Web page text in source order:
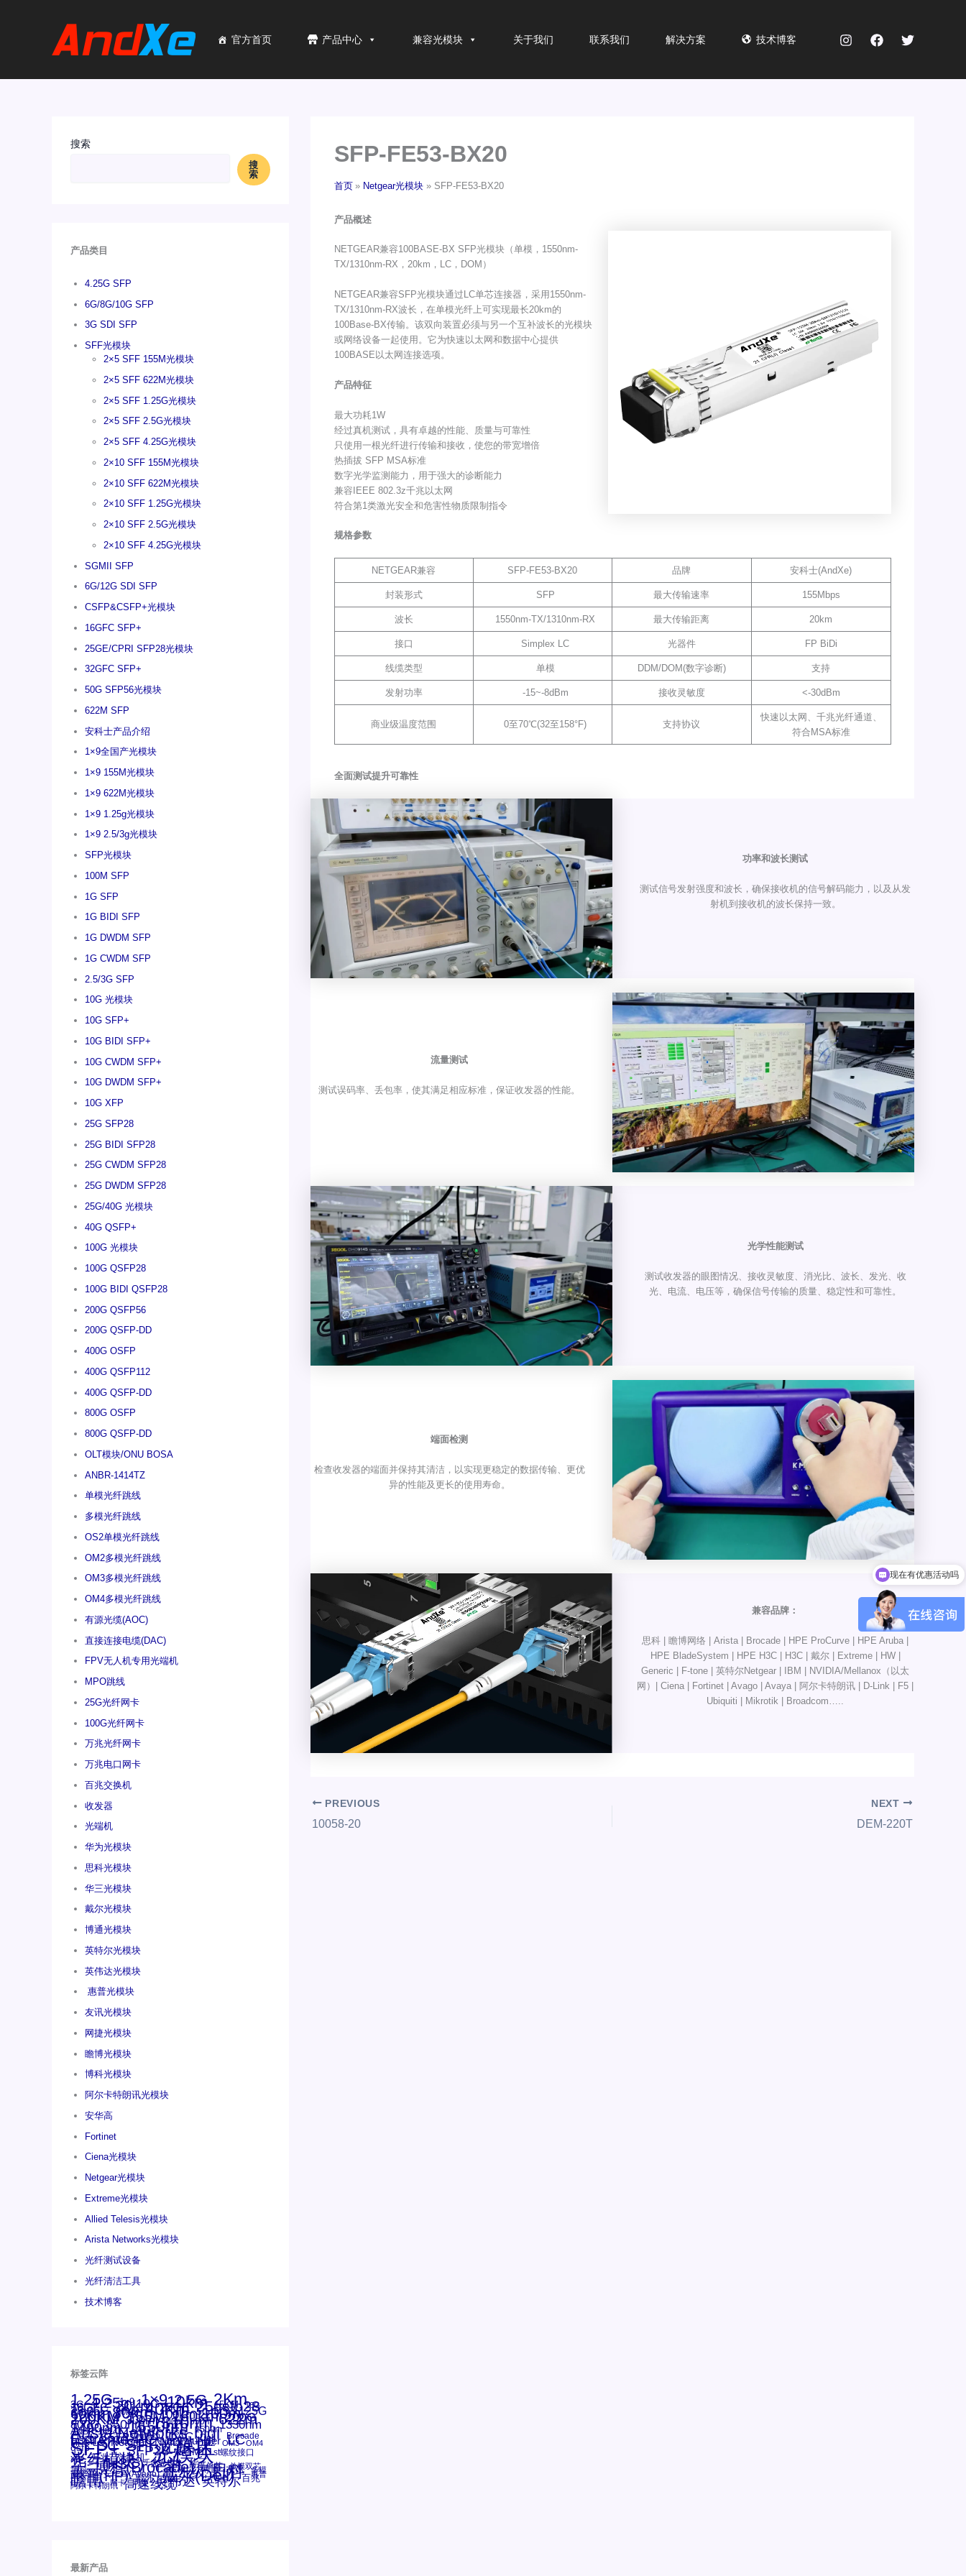
官方首页 产品中心 兼容光模块 关于我们 联系我们 解决方案 技术博客
搜索
搜
索
产品类目
4.25G SFP
6G/8G/10G SFP
3G SDI SFP
SFF光模块
2×5 SFF 155M光模块
2×5 SFF 622M光模块
2×5 SFF 1.25G光模块
2×5 SFF 2.5G光模块
2×5 SFF 4.25G光模块
2×10 SFF 155M光模块
2×10 SFF 622M光模块
2×10 SFF 1.25G光模块
2×10 SFF 2.5G光模块
2×10 SFF 4.25G光模块
SGMII SFP
6G/12G SDI SFP
CSFP&CSFP+光模块
16GFC SFP+
25GE/CPRI SFP28光模块
32GFC SFP+
50G SFP56光模块
622M SFP
安科士产品介绍
1×9全国产光模块
1×9 155M光模块
1×9 622M光模块
1×9 1.25g光模块
1×9 2.5/3g光模块
SFP光模块
100M SFP
1G SFP
1G BIDI SFP
1G DWDM SFP
1G CWDM SFP
2.5/3G SFP
10G 光模块
10G SFP+
10G BIDI SFP+
10G CWDM SFP+
10G DWDM SFP+
10G XFP
25G SFP28
25G BIDI SFP28
25G CWDM SFP28
25G DWDM SFP28
25G/40G 光模块
40G QSFP+
100G 光模块
100G QSFP28
100G BIDI QSFP28
200G QSFP56
200G QSFP-DD
400G OSFP
400G QSFP112
400G QSFP-DD
800G OSFP
800G QSFP-DD
OLT模块/ONU BOSA
ANBR-1414TZ
单模光纤跳线
多模光纤跳线
OS2单模光纤跳线
OM2多模光纤跳线
OM3多模光纤跳线
OM4多模光纤跳线
有源光缆(AOC)
直接连接电缆(DAC)
FPV无人机专用光端机
MPO跳线
25G光纤网卡
100G光纤网卡
万兆光纤网卡
万兆电口网卡
百兆交换机
收发器
光端机
华为光模块
思科光模块
华三光模块
戴尔光模块
博通光模块
英特尔光模块
英伟达光模块
惠普光模块
友讯光模块
网捷光模块
瞻博光模块
博科光模块
阿尔卡特朗讯光模块
安华高
Fortinet
Ciena光模块
Netgear光模块
Extreme光模块
Allied Telesis光模块
Arista Networks光模块
光纤测试设备
光纤清洁工具
技术博客
标签云阵
1.25G 1x9 1×9 2.5G 2Km
3G 4.25g 10G 10km 15KM 16G
16GFC 20km 25GE 25gsfp28
28.05G 30km 40Km 50m 53.125G
60km 80km 100km 100m
120KM 155M 160km 200G
200KM 300m 400m 550m 622m
800G 850nm 1310nm 1330nm
1490nm 1550nm 2500m
ANBR-1414TZ AOC Arista
Arista Networks bidi Brocade
Cisco CSFP光模块 DAC Dell
Extreme FC Intel Juniper LC
MPO-LC Netgear NVIDIA OM2 OM3 OM4
qsfp SC SFF光模块
SFP+ SFP28 SGMII st螺纹接口
xfp 万兆 交换机 光模块
光纤模块 千兆光模块 华三
华三(H3C) 华为 单模单芯 单模双芯
博科 博科(Brocade) 博通 友讯 多模
安华高 安华高(Avago) 工业级 思科 惠普
惠普(HP) 戴尔 戴尔(Dell) 百兆
瞻博 网卡 网捷 英伟达 英特尔
阿尔卡特朗讯 高速线缆
最新产品
SFP-FE53-BX20
首页 Netgear光模块 SFP-FE53-BX20
产品概述
NETGEAR兼容100BASE-BX SFP光模块（单模，1550nm-
TX/1310nm-RX，20km，LC，DOM）
NETGEAR兼容SFP光模块通过LC单芯连接器，采用1550nm-
TX/1310nm-RX波长，在单模光纤上可实现最长20km的
100Base-BX传输。该双向装置必须与另一个互补波长的光模块
或网络设备一起使用。它为快速以太网和数据中心提供
100BASE以太网连接选项。
产品特征
最大功耗1W
经过真机测试，具有卓越的性能、质量与可靠性
只使用一根光纤进行传输和接收，使您的带宽增倍
热插拔 SFP MSA标准
数字光学监测能力，用于强大的诊断能力
兼容IEEE 802.3z千兆以太网
符合第1类激光安全和危害性物质限制指令
规格参数
NETGEAR兼容 SFP-FE53-BX20 品牌 安科士(AndXe)
封装形式 SFP 最大传输速率 155Mbps
波长 1550nm-TX/1310nm-RX 最大传输距离 20km
接口 Simplex LC 光器件 FP BiDi
线缆类型 单模 DDM/DOM(数字诊断) 支持
发射功率 -15~-8dBm 接收灵敏度 <-30dBm
商业级温度范围 0至70℃(32至158°F) 支持协议
快速以太网、千兆光纤通道、
符合MSA标准
全面测试提升可靠性
功率和波长测试
测试信号发射强度和波长，确保接收机的信号解码能力，以及从发
射机到接收机的波长保持一致。
流量测试
测试误码率、丢包率，使其满足相应标准，保证收发器的性能。
光学性能测试
测试收发器的眼图情况、接收灵敏度、消光比、波长、发光、收
光、电流、电压等，确保信号传输的质量、稳定性和可靠性。
端面检测
检查收发器的端面并保持其清洁，以实现更稳定的数据传输、更优
异的性能及更长的使用寿命。
兼容品牌：
思科 | 瞻博网络 | Arista | Brocade | HPE ProCurve | HPE Aruba |
HPE BladeSystem | HPE H3C | H3C | 戴尔 | Extreme | HW |
Generic | F-tone | 英特尔Netgear | IBM | NVIDIA/Mellanox（以太
网）| Ciena | Fortinet | Avago | Avaya | 阿尔卡特朗讯 | D-Link | F5 |
Ubiquiti | Mikrotik | Broadcom…..
PREVIOUS
10058-20
NEXT
DEM-220T
可以介绍下你们的产品么
现在有优惠活动吗